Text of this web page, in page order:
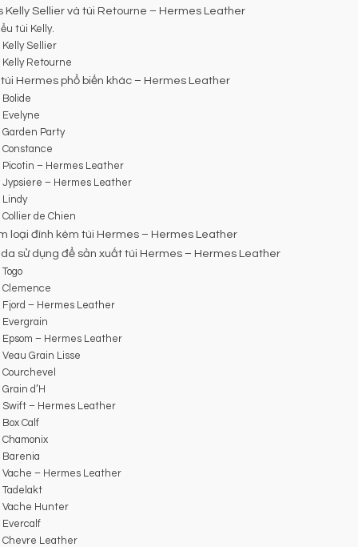
Kelly Sellier và túi Retourne – Hermes Leather
túi Kelly.
Sellier
Retourne
túi Hermes phổ biến khác – Hermes Leather
Party
Picotin – Hermes Leather
Jypsiere – Hermes Leather
de Chien
loại đính kèm túi Hermes – Hermes Leather
da sử dụng để sản xuất túi Hermes – Hermes Leather
Clemence
Fjord – Hermes Leather
– Hermes Leather
Grain Lisse
d’H
Swift – Hermes Leather
Calf
Barenia
Vache – Hermes Leather
Vache Hunter
Chevre Leather